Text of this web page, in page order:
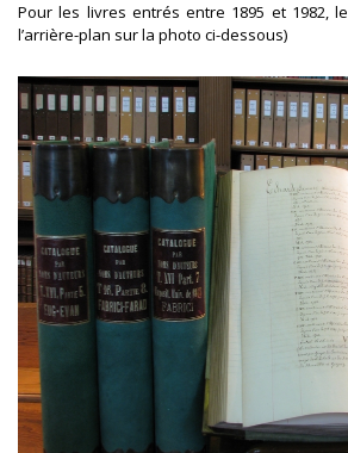
Pour les livres entrés entre 1895 et 1982, le
l’arrière-plan sur la photo ci-dessous)